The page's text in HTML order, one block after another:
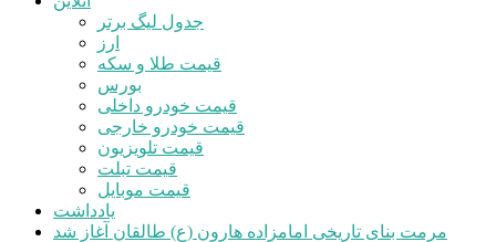
جدول لیگ برتر
ارز
قیمت طلا و سکه
بورس
قیمت خودرو داخلی
قیمت خودرو خارجی
قیمت تلویزیون
قیمت تبلت
قیمت موبایل
یادداشت
مرمت بنای تاریخی امامزاده هارون (ع) طالقان آغاز شد